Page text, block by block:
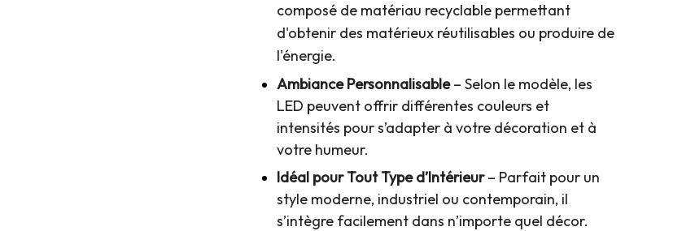
composé de matériau recyclable permettant
d'obtenir des matérieux réutilisables ou produire de
l'énergie.
Ambiance Personnalisable– Selon le modèle, les
LED peuvent offrir différentes couleurs et
intensités pour s’adapter à votre décoration et à
votre humeur.
Idéal pour Tout Type d’Intérieur– Parfait pour un
style moderne, industriel ou contemporain, il
s’intègre facilement dans n’importe quel décor.